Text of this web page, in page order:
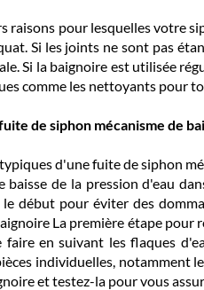
raisons pour lesquelles votre
Si les joints ne sont pas
Si la baignoire est utilisée
comme les nettoyants pour
de siphon mécanisme de
d'une fuite de siphon
baisse de la pression d'eau
début pour éviter des
La première étape
faire en suivant les flaques
individuelles, notamment
et testez-la pour vous